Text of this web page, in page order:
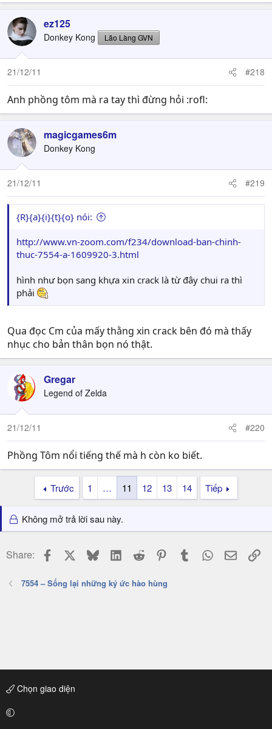
ez125
Donkey Kong Lão Làng GVN
21/12/11 #218
Anh phồng tôm mà ra tay thì đừng hỏi :rofl:
magicgames6m
Donkey Kong
21/12/11 #219
{R}{a}{i}{t}{o} nói:
http://www.vn-zoom.com/f234/download-ban-chinh-
thuc-7554-a-1609920-3.html
hình như bọn sang khựa xin crack là từ đây chui ra thì
phải
Qua đọc Cm của mấy thằng xin crack bên đó mà thấy
nhục cho bản thân bọn nó thật.
Gregar
Legend of Zelda
21/12/11 #220
Phồng Tôm nổi tiếng thế mà h còn ko biết.
Trước 1 … 11 12 13 14 Tiếp
Không mở trả lời sau này.
Share: Facebook BlueskyLinkedIn
Reddit PinterestTumblr WhatsApp
Email
7554 – Sống lại những ký ức hào hùng
Chọn giao diện